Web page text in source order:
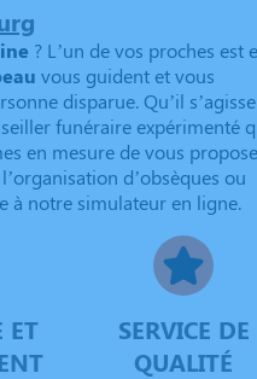
? L’un de vos proches est
vous guident et vous
disparue. Qu’il s’agisse
funéraire expérimenté
en mesure de vous
d’obsèques ou
à notre simulateur en ligne.
ET
SERVICE DE
QUALITÉ